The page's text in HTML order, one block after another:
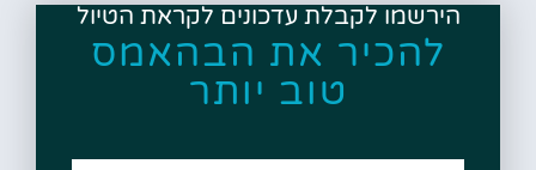
הירשמו לקבלת עדכונים לקראת הטיול
להכיר את הבהאמס
טוב יותר